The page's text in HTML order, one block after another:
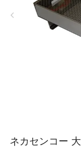
ネカセンコー 大